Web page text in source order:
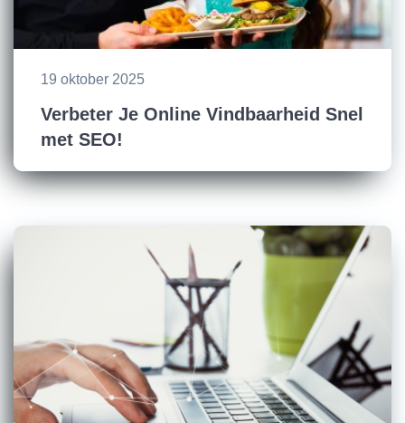
19 oktober 2025
Verbeter Je Online Vindbaarheid Snel
met SEO!